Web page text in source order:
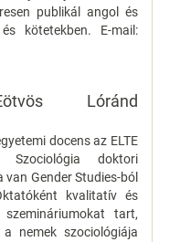
publikál angol és
kötetekben. E-mail:
Lóránd
docens az ELTE
Szociológia doktori
Gender Studies-ból
kvalitatív és
tart,
nemek szociológiája